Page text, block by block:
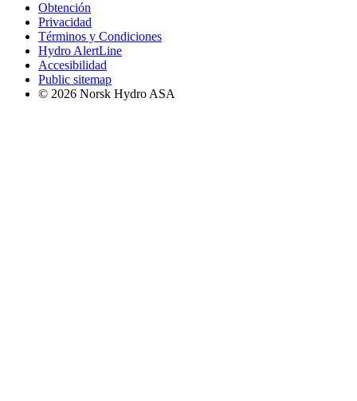
Obtención
Privacidad
Términos y Condiciones
Hydro AlertLine
Accesibilidad
Public sitemap
© 2026 Norsk Hydro ASA